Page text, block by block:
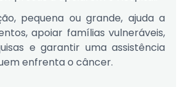
pequena ou grande, ajuda a
apoiar famílias vulneráveis,
e garantir uma assistência
enfrenta o câncer.